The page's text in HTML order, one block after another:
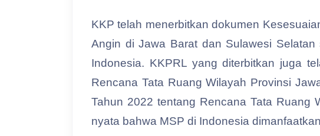
KKP telah menerbitkan dokumen
Angin di Jawa Barat dan Sulawesi
Indonesia. KKPRL yang diterbitkan juga
Rencana Tata Ruang Wilayah Provinsi
Tahun 2022 tentang Rencana Tata Ruang
nyata bahwa MSP di Indonesia